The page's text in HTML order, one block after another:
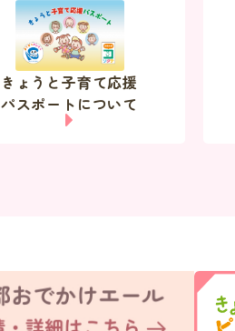
きょうと子育て応援
パスポートについて